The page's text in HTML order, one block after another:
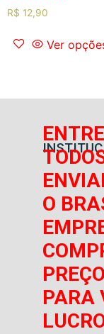
R$ 12,90
Ver
O
PARA